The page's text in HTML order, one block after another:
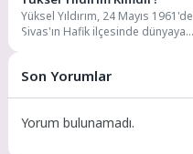
Yüksel Yıldırım, 24 Mayıs 1961'de
Sivas'ın Hafik ilçesinde dünyaya
Son Yorumlar
Yorum bulunamadı.